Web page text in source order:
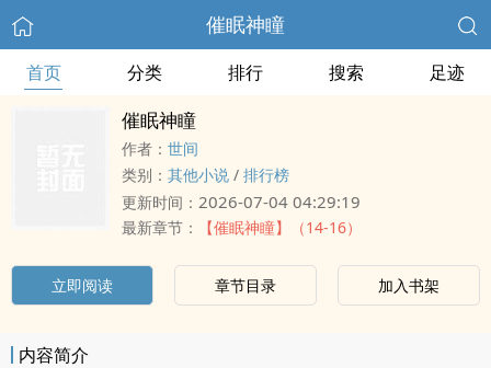
催眠神瞳
首页 分类 排行 搜索 足迹
催眠神瞳
作者： 世间
类别： 其他小说 / 排行榜
更新时间： 2026-07-04 04:29:19
最新章节： 【催眠神瞳】（14-16）
立即阅读 章节目录 加入书架
内容简介